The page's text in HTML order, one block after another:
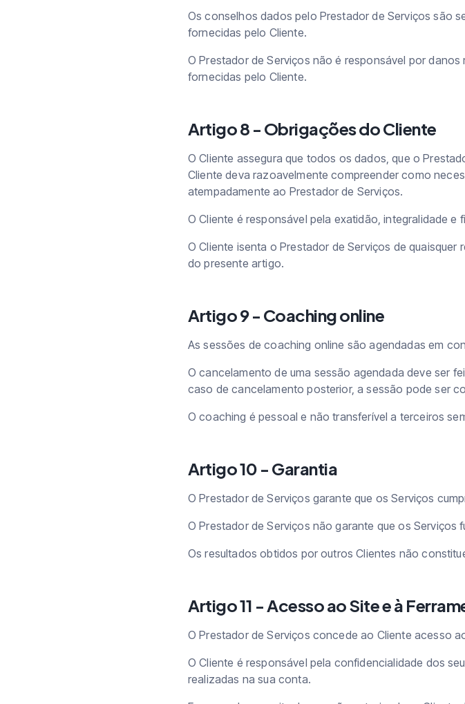
Os conselhos dados pelo Prestador de Serviços são
fornecidas pelo Cliente.
O Prestador de Serviços não é responsável por
fornecidas pelo Cliente.
Artigo 8 - Obrigações do Cliente
O Cliente assegura que todos os dados, que o
Cliente deva razoavelmente compreender como
atempadamente ao Prestador de Serviços.
O Cliente é responsável pela exatidão, integralidade
O Cliente isenta o Prestador de Serviços de
do presente artigo.
Artigo 9 - Coaching online
As sessões de coaching online são agendadas em
O cancelamento de uma sessão agendada deve ser
caso de cancelamento posterior, a sessão pode ser
O coaching é pessoal e não transferível a terceiros
Artigo 10 - Garantia
O Prestador de Serviços garante que os Serviços
O Prestador de Serviços não garante que os
Os resultados obtidos por outros Clientes não
Artigo 11 - Acesso ao Site e à
O Prestador de Serviços concede ao Cliente acesso
O Cliente é responsável pela confidencialidade dos
realizadas na sua conta.